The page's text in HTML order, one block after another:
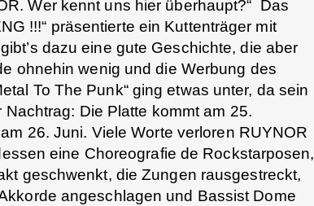
Wer kennt uns hier überhaupt?“ Das
!!!“ präsentierte ein Kuttenträger mit
dazu eine gute Geschichte, die aber
ohnehin wenig und die Werbung des
To The Punk“ ging etwas unter, da sein
Die Platte kommt am 25.
26. Juni. Viele Worte verloren RUYNOR
eine Choreografie de Rockstarposen,
geschwenkt, die Zungen rausgestreckt,
angeschlagen und Bassist Dome